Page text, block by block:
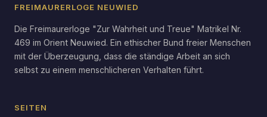
FREIMAURERLOGE NEUWIED
Die Freimaurerloge "Zur Wahrheit und Treue" Matrikel Nr.
469 im Orient Neuwied. Ein ethischer Bund freier Menschen
mit der Überzeugung, dass die ständige Arbeit an sich
selbst zu einem menschlicheren Verhalten führt.
SEITEN